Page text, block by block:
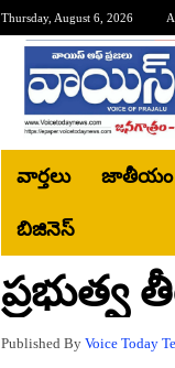
Thursday, August 6, 2026
వార్తలు జాతీయం
బిజినెస్‌
ప్రభుత్వ
Published By Voice Today